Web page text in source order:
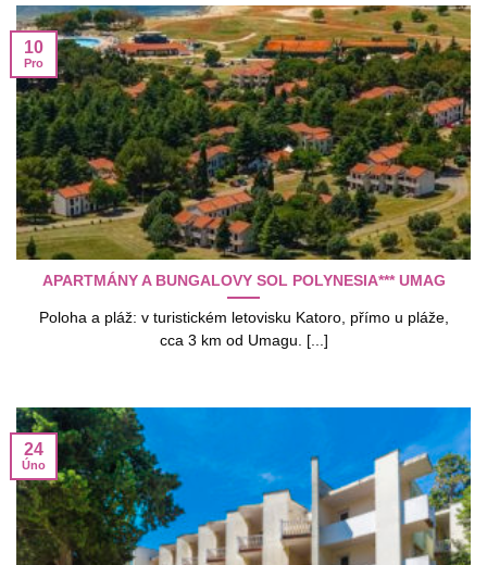
APARTMÁNY A BUNGALOVY SOL POLYNESIA*** UMAG
Poloha a pláž: v turistickém letovisku Katoro, přímo u pláže,
cca 3 km od Umagu. [...]
10
Pro
24
Úno